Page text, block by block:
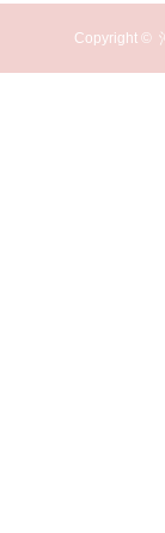
Copyright ©